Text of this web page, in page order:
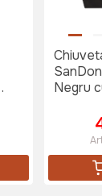
Negru